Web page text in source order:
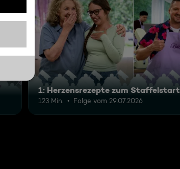
1: Herzensrezepte zum Staffelstart
123 Min. Folge vom 29.07.2026